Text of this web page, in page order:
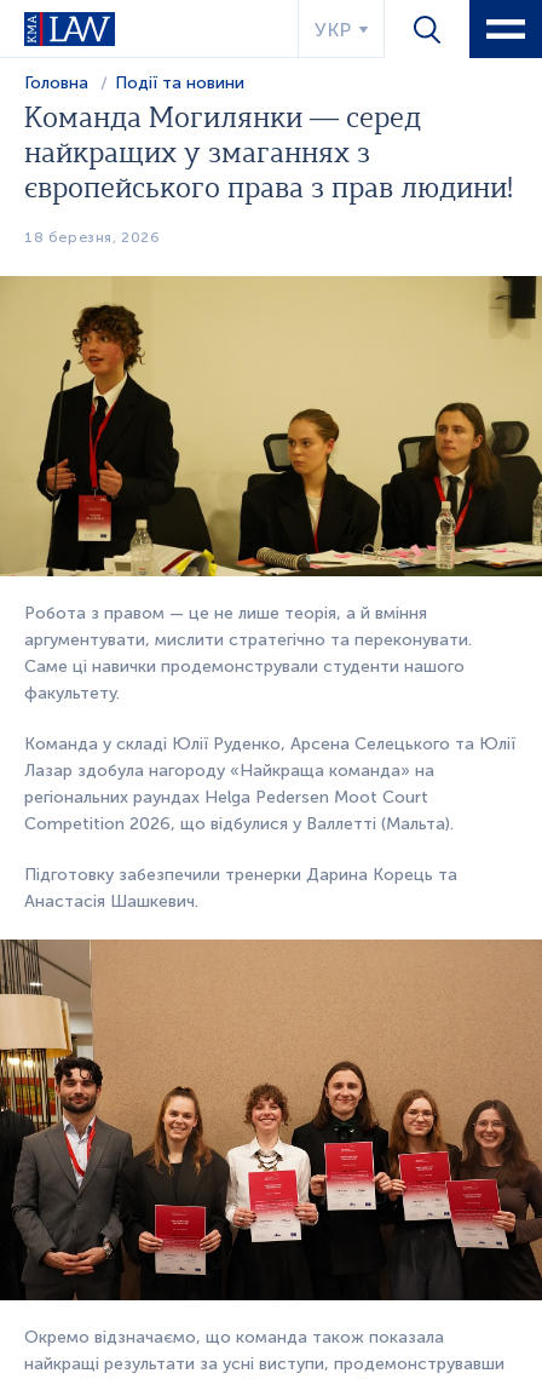
УКР
Головна Події та новини
Команда Могилянки — серед
найкращих у змаганнях з
європейського права з прав людини!
18 березня, 2026
Робота з правом — це не лише теорія, а й вміння
аргументувати, мислити стратегічно та переконувати.
Саме ці навички продемонстрували студенти нашого
факультету.
Команда у складі Юлії Руденко, Арсена Селецького та Юлії
Лазар здобула нагороду «Найкраща команда» на
регіональних раундах Helga Pedersen Moot Court
Competition 2026, що відбулися у Валлетті (Мальта).
Підготовку забезпечили тренерки Дарина Корець та
Анастасія Шашкевич.
Окремо відзначаємо, що команда також показала
найкращі результати за усні виступи, продемонструвавши